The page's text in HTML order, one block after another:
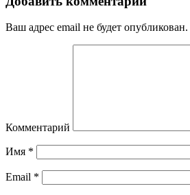
Ваш адрес email не будет опубликован.
Комментарий
Имя *
Email *